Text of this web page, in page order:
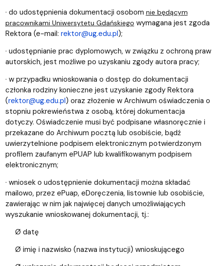
· do udostępnienia dokumentacji osobom nie będącym
pracownikami Uniwersytetu Gdańskiego wymagana jest zgoda
Rektora (e-mail: rektor@ug.edu.pl);
· udostępnianie prac dyplomowych, w związku z ochroną praw
autorskich, jest możliwe po uzyskaniu zgody autora pracy;
· w przypadku wnioskowania o dostęp do dokumentacji
członka rodziny konieczne jest uzyskanie zgody Rektora
(rektor@ug.edu.pl) oraz złożenie w Archiwum oświadczenia o
stopniu pokrewieństwa z osobą, której dokumentacja
dotyczy. Oświadczenie musi być podpisane własnoręcznie i
przekazane do Archiwum pocztą lub osobiście, bądź
uwierzytelnione podpisem elektronicznym potwierdzonym
profilem zaufanym ePUAP lub kwalifikowanym podpisem
elektronicznym;
· wniosek o udostępnienie dokumentacji można składać
mailowo, przez ePuap, eDoręczenia, listownie lub osobiście,
zawierając w nim jak najwięcej danych umożliwiających
wyszukanie wnioskowanej dokumentacji, tj.:
Ø datę
Ø imię i nazwisko (nazwa instytucji) wnioskującego